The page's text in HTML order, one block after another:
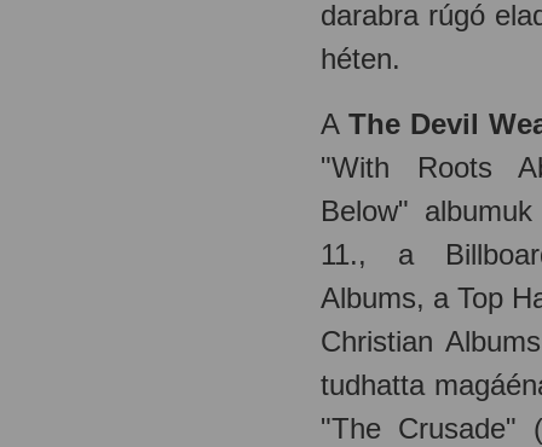
darabra rúgó
héten.
A The Devil
"With Roots
Below"
11., a
Albums, aTop
Christian
tudhatta
"The Crusade"